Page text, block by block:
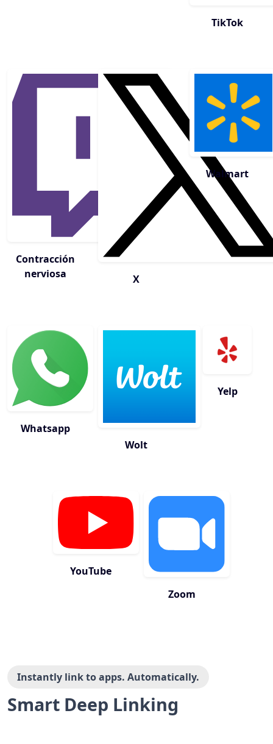
Instantly link to apps. Automatically.
Smart Deep Linking
TikTok
Contracción
nerviosa
X
Walmart
Whatsapp
Wolt
Yelp
YouTube
Zoom